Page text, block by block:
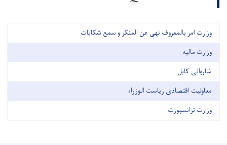
وزارت امر بالمعروف نهی عن المنکر و سمع شکایات
وزارت مالیه
شاروالی کابل
معاونیت اقتصادی ریاست الوزراء
وزارت ترانسپورت